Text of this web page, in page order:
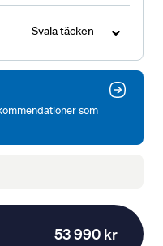
Svala täcken
som
53 990 kr